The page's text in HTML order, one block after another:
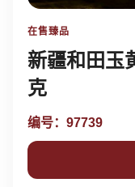
在售臻品
新疆和田玉
克
编号：97739